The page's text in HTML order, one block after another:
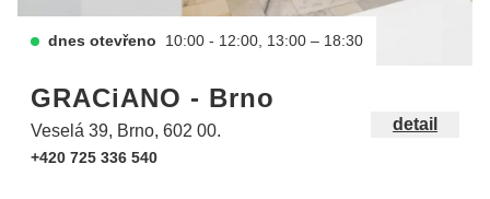
dnes otevřeno 10:00 - 12:00, 13:00 – 18:30
GRACiANO - Brno
Veselá 39, Brno, 602 00.
+420 725 336 540
detail